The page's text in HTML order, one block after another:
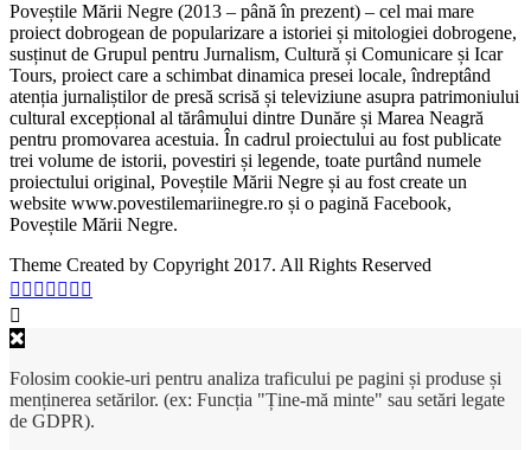
Poveștile Mării Negre (2013 – până în prezent) – cel mai mare
proiect dobrogean de popularizare a istoriei și mitologiei dobrogene,
susținut de Grupul pentru Jurnalism, Cultură și Comunicare și Icar
Tours, proiect care a schimbat dinamica presei locale, îndreptând
atenția jurnaliștilor de presă scrisă și televiziune asupra patrimoniului
cultural excepțional al tărâmului dintre Dunăre și Marea Neagră
pentru promovarea acestuia. În cadrul proiectului au fost publicate
trei volume de istorii, povestiri și legende, toate purtând numele
proiectului original, Poveștile Mării Negre și au fost create un
website www.povestilemariinegre.ro și o pagină Facebook,
Poveștile Mării Negre.
Theme Created by Copyright 2017. All Rights Reserved
Folosim cookie-uri pentru analiza traficului pe pagini și produse și
menținerea setărilor. (ex: Funcția "Ține-mă minte" sau setări legate
de GDPR).